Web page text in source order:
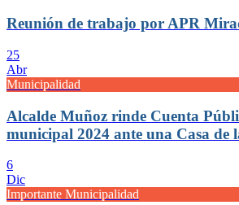
Reunión de trabajo por APR
25
Abr
Municipalidad
Alcalde Muñoz rinde Cuenta
municipal 2024 ante una Casa de
6
Dic
Importante Municipalidad